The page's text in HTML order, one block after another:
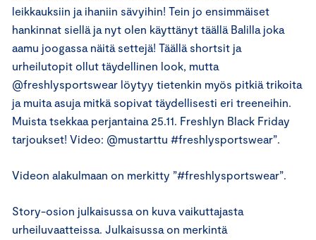
leikkauksiin ja ihaniin sävyihin! Tein jo ensimmäiset
hankinnat siellä ja nyt olen käyttänyt täällä Balilla joka
aamu joogassa näitä settejä! Täällä shortsit ja
urheilutopit ollut täydellinen look, mutta
@freshlysportswear löytyy tietenkin myös pitkiä trikoita
ja muita asuja mitkä sopivat täydellisesti eri treeneihin.
Muista tsekkaa perjantaina 25.11. Freshlyn Black Friday
tarjoukset! Video: @mustarttu #freshlysportswear”.
Videon alakulmaan on merkitty ”#freshlysportswear”.
Story-osion julkaisussa on kuva vaikuttajasta
urheiluvaatteissa. Julkaisussa on merkintä